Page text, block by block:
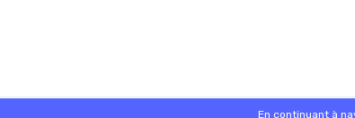
SaasFood - Logiciel de
En continuant à